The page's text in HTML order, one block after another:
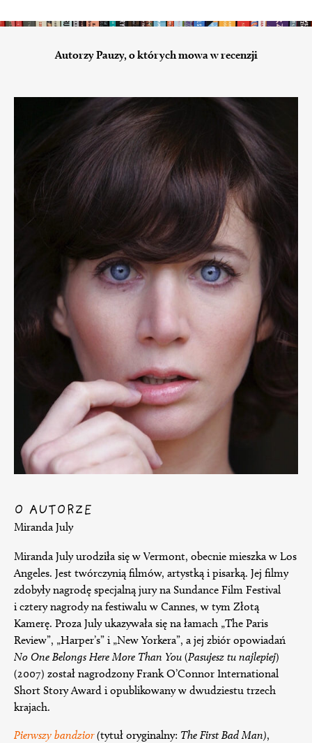
Autorzy Pauzy, o których mowa w recenzji
O AUTORZE
Miranda July
Miranda July urodziła się w Vermont, obecnie mieszka w Los
Angeles. Jest twórczynią filmów, artystką i pisarką. Jej filmy
zdobyły nagrodę specjalną jury na Sundance Film Festival
i cztery nagrody na festiwalu w Cannes, w tym Złotą
Kamerę. Proza July ukazywała się na łamach „The Paris
Review”, „Harper’s” i „New Yorkera”, a jej zbiór opowiadań
No One Belongs Here More Than You (Pasujesz tu najlepiej)
(2007) został nagrodzony Frank O’Connor International
Short Story Award i opublikowany w dwudziestu trzech
krajach.
Pierwszy bandzior(tytuł oryginalny: The First Bad Man),